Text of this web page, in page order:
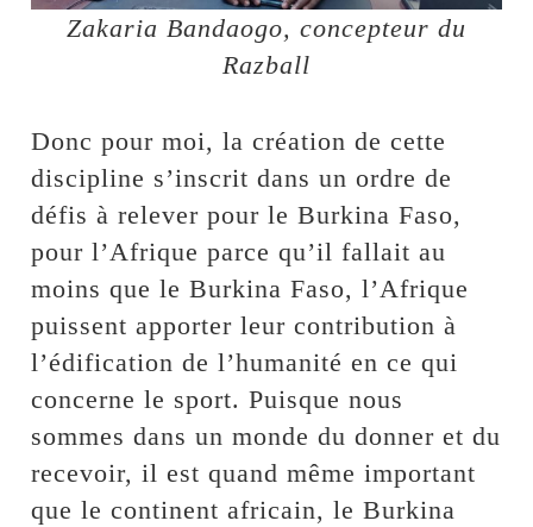
Zakaria Bandaogo, concepteur du
Razball
Donc pour moi, la création de cette
discipline s’inscrit dans un ordre de
défis à relever pour le Burkina Faso,
pour l’Afrique parce qu’il fallait au
moins que le Burkina Faso, l’Afrique
puissent apporter leur contribution à
l’édification de l’humanité en ce qui
concerne le sport. Puisque nous
sommes dans un monde du donner et du
recevoir, il est quand même important
que le continent africain, le Burkina